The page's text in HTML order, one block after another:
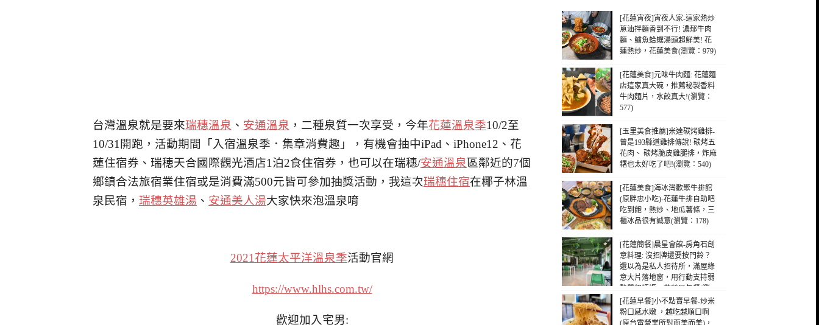
台灣溫泉就是要來瑞穗溫泉 、 安通溫泉 ，二種泉質一次享受，今年花蓮溫泉季10/2至
10/31開跑，活動期間「入宿溫泉季．集章消費趣」，有機會抽中iPad、iPhone12、花
蓮住宿券、瑞穂天合國際觀光酒店1泊2食住宿券，也可以在瑞穗/安通溫泉區鄰近的7個
鄉鎮合法旅宿業住宿或是消費滿500元皆可參加抽獎活動，我這次瑞穗住宿在椰子林溫
泉民宿， 瑞穗英雄湯 、 安通美人湯大家快來泡溫泉唷
2021花蓮太平洋溫泉季活動官網
https://www.hlhs.com.tw/
歡迎加入宅男:
[花蓮宵夜]宵夜人家-這家熱炒
蔥油拌麵香到不行! 濃郁牛肉
麵、鱸魚蛤蠣湯頭超鮮美! 花
蓮熱炒，花蓮美食(瀏覽：979)
[花蓮美食]元味牛肉麵: 花蓮麵
店這家真大碗，推薦秘製香料
牛肉麵片，水餃真大!(瀏覽：
577)
[玉里美食推薦]米達碳烤雞排-
曾是193縣道雞排傳說! 碳烤五
花肉、 碳烤脆皮雞腿排，炸麻
糬也太好吃了吧!(瀏覽：540)
[花蓮美食]海冰灣歡聚牛排館
(原胖忠小吃)-花蓮牛排自助吧
吃到飽，熱炒、地瓜薯條，三
櫃冰品很有誠意(瀏覽：178)
[花蓮簡餐]晨星會館-房角石創
意料理: 沒招牌還要按門鈴？
還以為是私人招待所，滿屋綠
意大片落地窗，用行動支持弱
勢單親媽媽，花蓮早午餐(瀏
覽：147)
[花蓮早餐]小不點賣早餐-炒米
粉口感水嫩 ，越吃越順口啊
(原台電營業所對面美而美)，